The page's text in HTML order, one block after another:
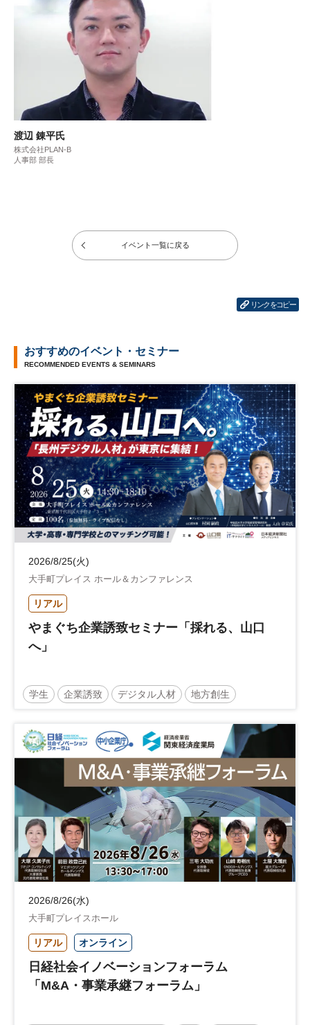
渡辺 錬平氏
株式会社PLAN-B
人事部 部長
イベント一覧に戻る
リンクをコピー
おすすめのイベント・セミナー
RECOMMENDED EVENTS & SEMINARS
2026/8/25(火)
大手町プレイス ホール＆カンファレンス
リアル
やまぐち企業誘致セミナー「採れる、山口
へ」
学生 企業誘致 デジタル人材 地方創生
地域活性化 自治体
2026/8/26(水)
大手町プレイスホール
リアル オンライン
日経社会イノベーションフォーラム
「M&A・事業承継フォーラム」